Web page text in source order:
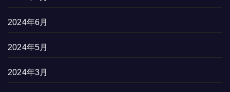
2024年6月
2024年5月
2024年3月